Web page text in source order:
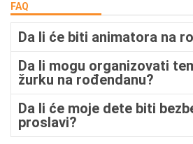
FAQ
Da li će biti animatora na
Da li mogu organizovati
žurku na rođendanu?
Da li će moje dete biti
proslavi?